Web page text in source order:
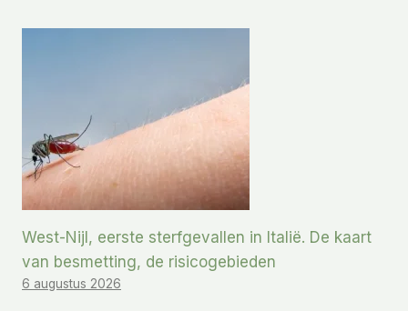
West-Nijl, eerste sterfgevallen in Italië. De kaart
van besmetting, de risicogebieden
6 augustus 2026